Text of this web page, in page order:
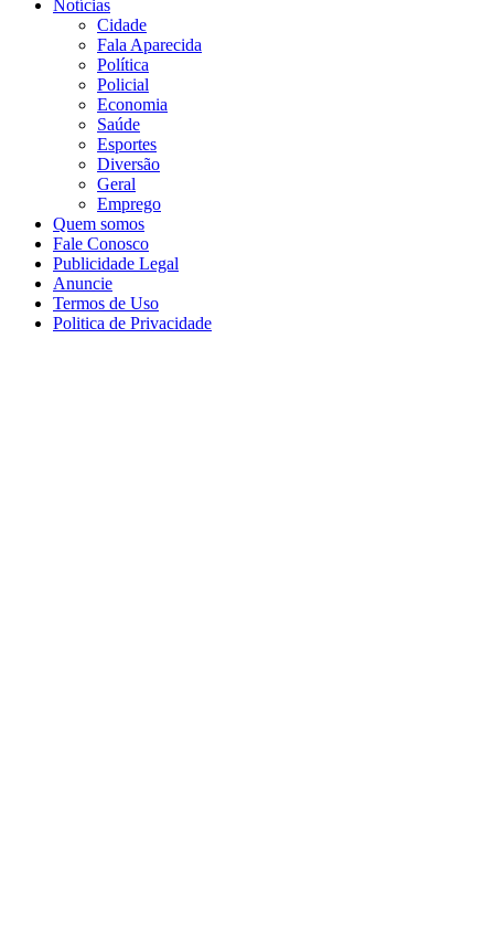
Notícias
Cidade
Fala Aparecida
Política
Policial
Economia
Saúde
Esportes
Diversão
Geral
Emprego
Quem somos
Fale Conosco
Publicidade Legal
Anuncie
Termos de Uso
Politica de Privacidade